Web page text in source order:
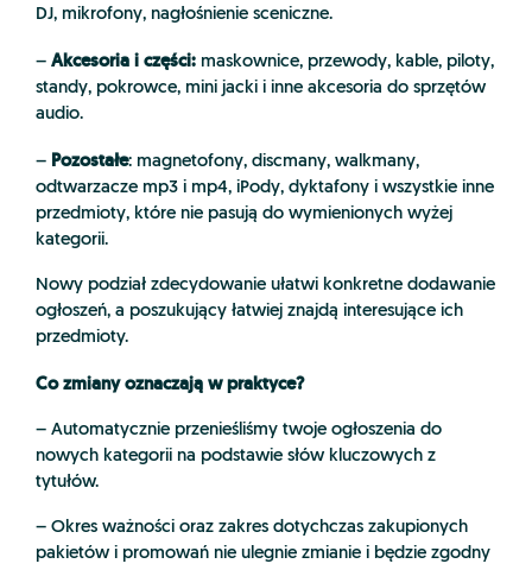
DJ, mikrofony, nagłośnienie sceniczne.
– Akcesoria i części: maskownice, przewody, kable, piloty,
standy, pokrowce, mini jacki i inne akcesoria do sprzętów
audio.
– Pozostałe: magnetofony, discmany, walkmany,
odtwarzacze mp3 i mp4, iPody, dyktafony i wszystkie inne
przedmioty, które nie pasują do wymienionych wyżej
kategorii.
Nowy podział zdecydowanie ułatwi konkretne dodawanie
ogłoszeń, a poszukujący łatwiej znajdą interesujące ich
przedmioty.
Co zmiany oznaczają w praktyce?
– Automatycznie przenieśliśmy twoje ogłoszenia do
nowych kategorii na podstawie słów kluczowych z
tytułów.
– Okres ważności oraz zakres dotychczas zakupionych
pakietów i promowań nie ulegnie zmianie i będzie zgodny